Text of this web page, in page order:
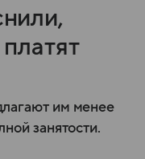
им менее
занятости.